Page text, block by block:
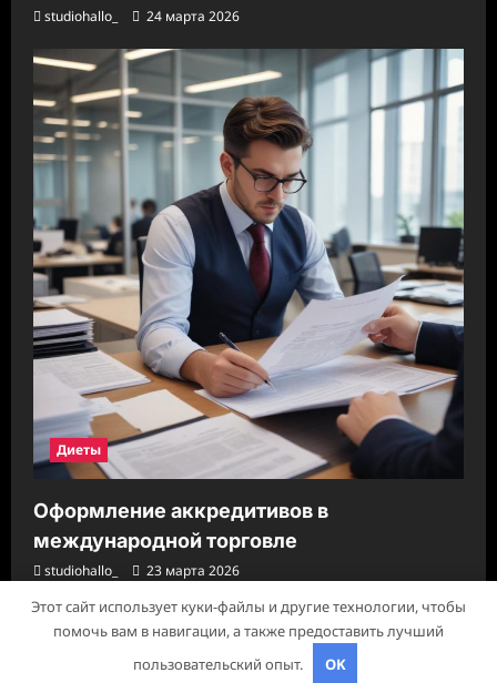
studiohallo_ 24 марта 2026
Диеты
Оформление аккредитивов в
международной торговле
studiohallo_ 23 марта 2026
Авторское право © 2026 Все права зарезервированы.
ReviewNewsот AF themes.
Этот сайт использует куки-файлы и другие технологии, чтобы
помочь вам в навигации, а также предоставить лучший
пользовательский опыт.
OK